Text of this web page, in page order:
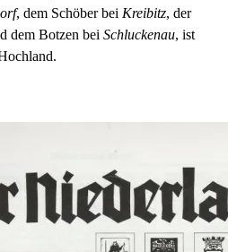
, dem Schöber bei Kreibitz, der
dem Botzen bei Schluckenau, ist